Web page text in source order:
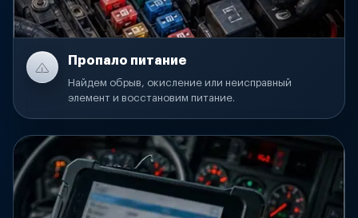
Пропало питание
Найдем обрыв, окисление или неисправный
элемент и восстановим питание.